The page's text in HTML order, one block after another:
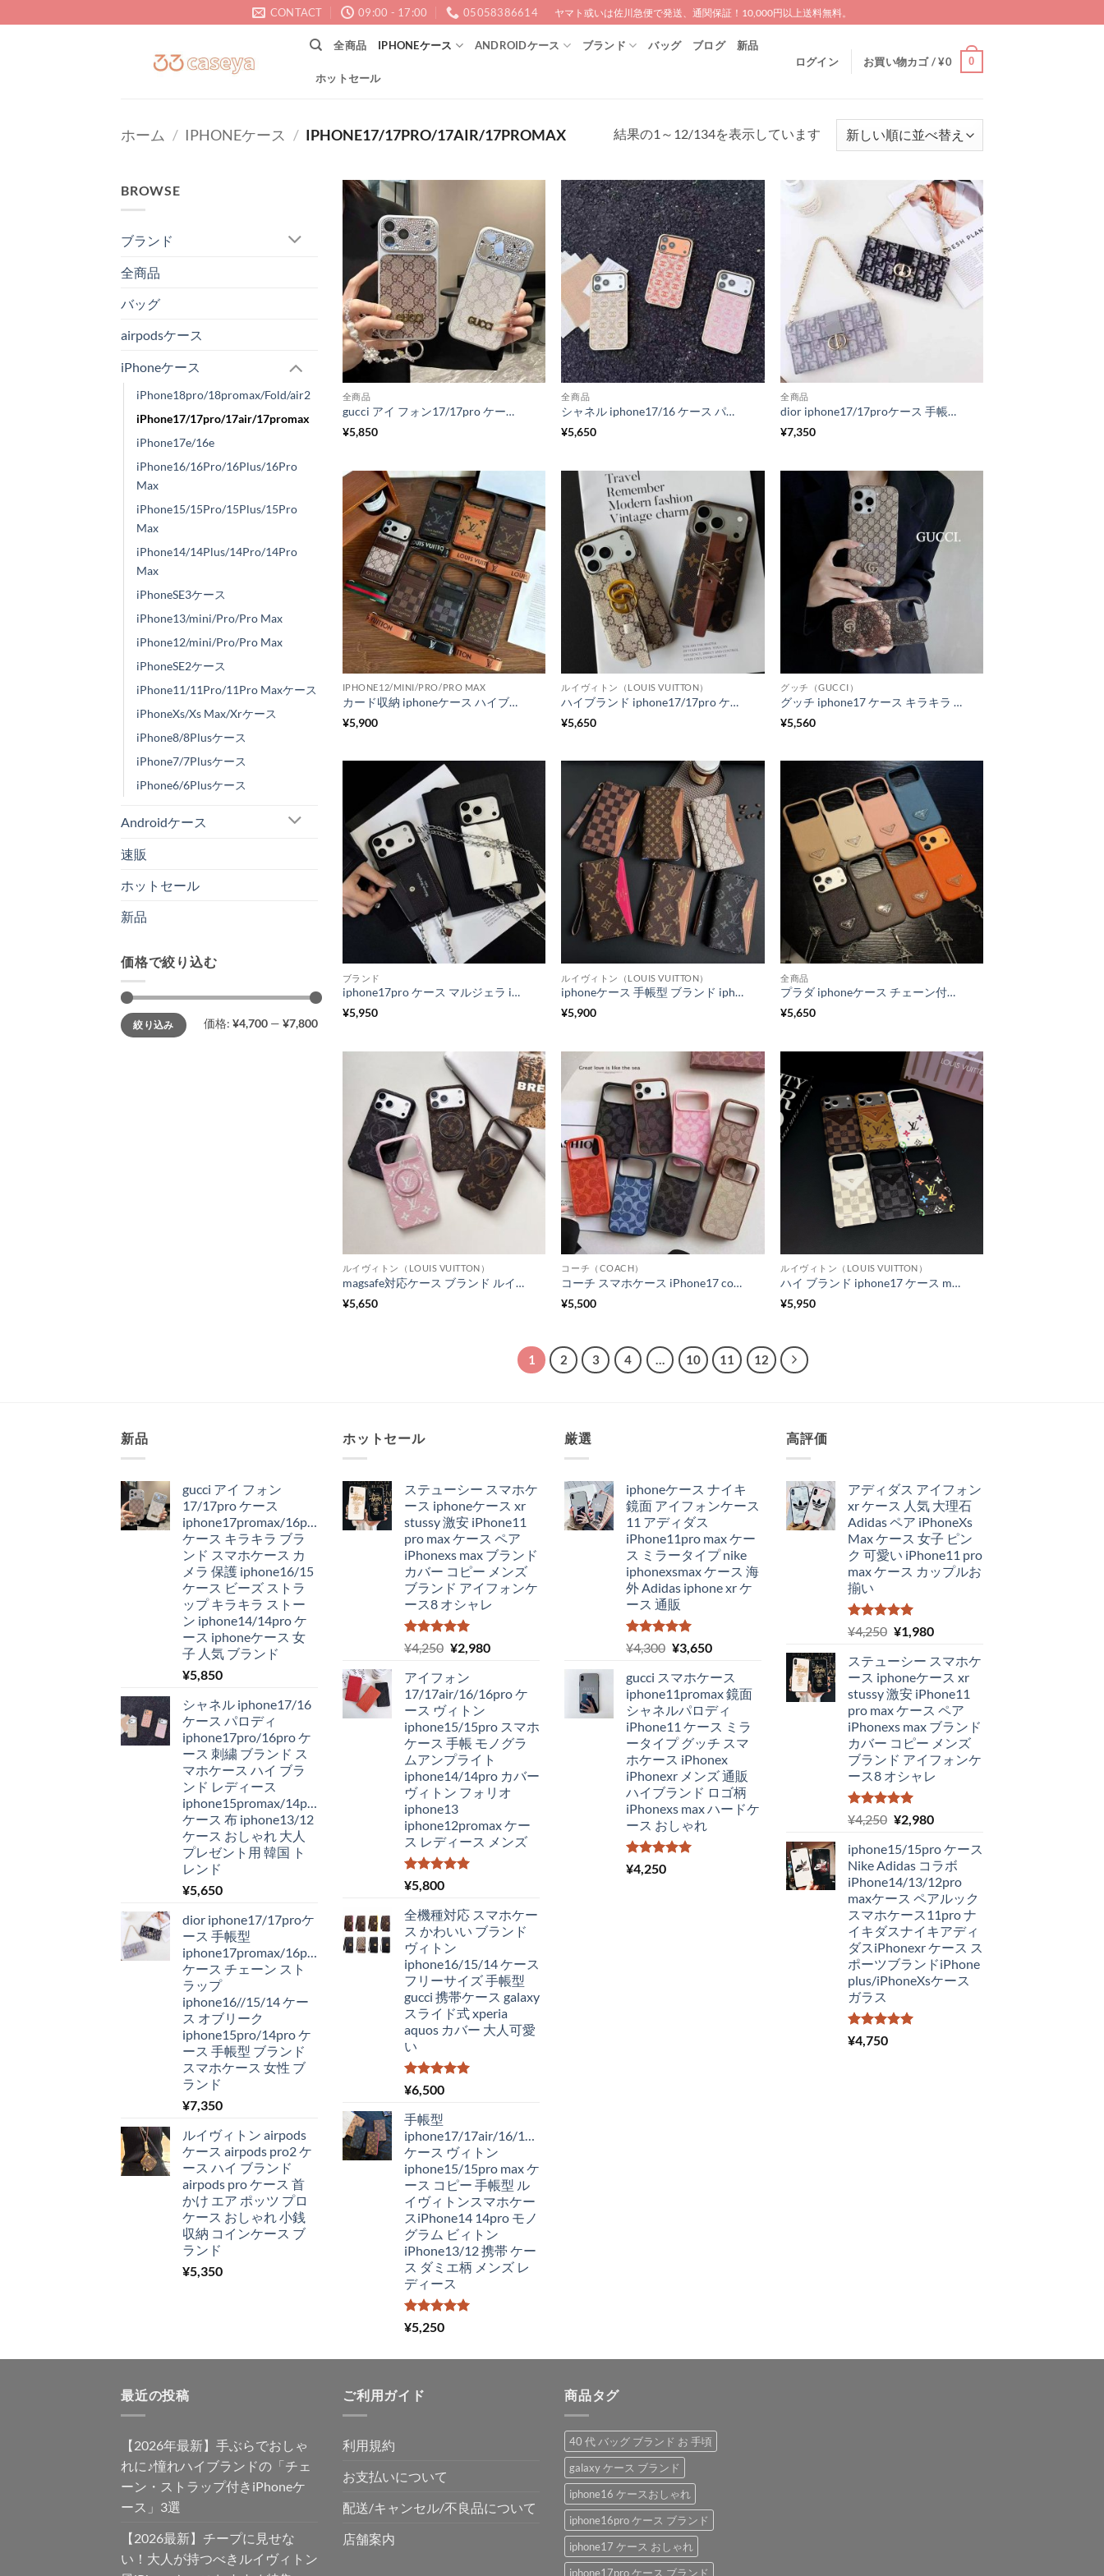
to
CONTACT 09:00 - 17:00 05058386614 ヤマト或いは佐川急便で発送、通関保証！10,000円以上送料無料。
全商品 IPHONEケース ANDROIDケース ブランド バッグ ブログ 新品
ホットセール
ログイン お買い物カゴ /¥0 0
ホーム / IPHONEケース / IPHONE17/17PRO/17AIR/17PROMAX 結果の1～12/134を表示しています新
BROWSE
ブランド
全商品
バッグ
airpodsケース
iPhoneケース
iPhone18pro/18promax/Fold/air2
iPhone17/17pro/17air/17promax
iPhone17e/16e
iPhone16/16Pro/16Plus/16Pro
Max
iPhone15/15Pro/15Plus/15Pro
Max
iPhone14/14Plus/14Pro/14Pro
Max
iPhoneSE3ケース
iPhone13/mini/Pro/Pro Max
iPhone12/mini/Pro/Pro Max
iPhoneSE2ケース
iPhone11/11Pro/11Pro Maxケース
iPhoneXs/Xs Max/Xrケース
iPhone8/8Plusケース
iPhone7/7Plusケース
iPhone6/6Plusケース
Androidケース
速販
ホットセール
新品
価格で絞り込む
最
低
価
最
高
価
絞り込み 価格: ¥4,700 — ¥7,800
全商品
gucci アイ フォン17/17pro ケース iphone17promax/16proケース キラキラ ブランド スマホケース カメラ 保護 iphone16/15 ケース ビーズ ストラップ キラキラ ストーン iphone14/14pro ケース iphoneケース 女子 人気 ブランド
¥5,850
全商品
シャネル iphone17/16 ケース パロディ iphone17pro/16pro ケース 刺繍 ブランド スマホケース ハイ ブランド レディース iphone15promax/14pro ケース 布 iphone13/12 ケース おしゃれ 大人 プレゼント用 韓国 トレンド
¥5,650
全商品
dior iphone17/17proケース 手帳型 iphone17promax/16pro ケース チェーン ストラップ iphone16//15/14 ケース オブリーク iphone15pro/14pro ケース 手帳型 ブランド スマホケース 女性 ブランド
¥7,350
IPHONE12/MINI/PRO/PRO MAX
カード収納 iphoneケース ハイブランド iphone17pro/17promaxケース ルイヴィトン iphone16/16proケース ミラー付き gucci パロディ iphone15/14 ケース スマホショルダー ハイブランド 人気
¥5,900
ルイヴィトン（LOUIS VUITTON）
ハイブランド iphone17/17pro ケース ベルト付き ルイヴィトン iphone17promaxケース 大人 おしゃれ iphone16/16pro ケース gucciパロディ iphone15/14 スマホケース スタンド機能
¥5,650
グッチ（GUCCI）
グッチ iphone17 ケース キラキラ iphone17pro/17promaxケース 半透明 gucciコピー iphone16/16pro ケース 女子 人気 iphone15pro/14pro ケース インスタ映え おしゃれ
¥5,560
ブランド
iphone17pro ケース マルジェラ iphone17/17promaxケース チェーン付き iphone16/16pro ケース カード 入れ 付き スマホショルダーケース Maison Margiela iphone15pro/14 ケース ブランド 流行り
¥5,950
ルイヴィトン（LOUIS VUITTON）
iphoneケース 手帳型 ブランド iphone17/17pro 手帳 型 携帯 ケース ルイヴィトン iphone16pro/16promax ケース かっこいい 手帳 型 スマホケース gucci風 iphone15pro/14 ケース お揃い おしゃれ
¥5,900
全商品
プラダ iphoneケース チェーン付き iphone17pro/17promaxケース ブランド おしゃれ iphone16/16proケース 流行り prada スマホケース iphone15/14 人気 女子 携帯ケース ハイブランド
¥5,650
ルイヴィトン（LOUIS VUITTON）
magsafe対応ケース ブランド ルイヴィトン iphone17pro/17promaxケース おしゃれ 大人 ヴィトン iphone16/16pro スマホ ケース マグセーフケース iphone15/14 ケース お揃い ハイブランド
¥5,650
コーチ（COACH）
コーチ スマホケース iPhone17 coach iphone17pro/17promaxケース シンプル おしゃれ iphone16/16pro ケース ペア 大人 ブランド iphone15pro/14proケース 頑丈
¥5,500
ルイヴィトン（LOUIS VUITTON）
ハイ ブランド iphone17 ケース magsafe ルイ ヴィトン マグネット カード ケース iphone17pro/16proケース おしゃれ メンズ galaxy s25/s24 ケース ブランド カード 入れ 付き スマホケース
¥5,950
1 2 3 4 … 10 11 12
新品
gucci アイ フォン
17/17pro ケース
iphone17promax/16pro
ケース キラキラ ブラ
ンド スマホケース カ
メラ 保護 iphone16/15
ケース ビーズ ストラ
ップ キラキラ ストー
ン iphone14/14pro ケ
ース iphoneケース 女
子 人気 ブランド
¥5,850
シャネル iphone17/16
ケース パロディ
iphone17pro/16pro ケ
ース 刺繍 ブランド ス
マホケース ハイ ブラ
ンド レディース
iphone15promax/14pro
ケース 布 iphone13/12
ケース おしゃれ 大人
プレゼント用 韓国 ト
レンド
¥5,650
dior iphone17/17proケ
ース 手帳型
iphone17promax/16pro
ケース チェーン スト
ラップ
iphone16//15/14 ケー
ス オブリーク
iphone15pro/14pro ケ
ース 手帳型 ブランド
スマホケース 女性 ブ
ランド
¥7,350
ルイヴィトン airpods
ケース airpods pro2 ケ
ース ハイ ブランド
airpods pro ケース 首
かけ エア ポッツ プロ
ケース おしゃれ 小銭
収納 コインケース ブ
ランド
¥5,350
ホットセール
ステューシー スマホケ
ース iphoneケース xr
stussy 激安 iPhone11
pro max ケース ペア
iPhonexs max ブランド
カバー コピー メンズ
ブランド アイフォンケ
ース8 オシャレ
5段階中
5.00
の評価
¥4,250 元
価
格
は
¥4,250
で
し
た。
¥2,980現
価
は
¥2,980
で
す。
アイフォン
17/17air/16/16pro ケ
ース ヴィトン
iphone15/15pro スマホ
ケース 手帳 モノグラ
ムアンプライト
iphone14/14pro カバー
ヴィトン フォリオ
iphone13
iphone12promax ケー
ス レディース メンズ
5段階中
5.00
¥5,800
全機種対応 スマホケー
ス かわいい ブランド
ヴィトン
iphone16/15/14 ケース
フリーサイズ 手帳型
gucci 携帯ケース galaxy
スライド式 xperia
aquos カバー 大人可愛
い
5段階中
5.00
¥6,500
手帳型
iphone17/17air/16/16pro
ケース ヴィトン
iphone15/15pro max ケ
ース コピー 手帳型 ル
イヴィトンスマホケー
スiPhone14 14pro モノ
グラム ビィトン
iPhone13/12 携帯 ケー
ス ダミエ柄 メンズ レ
ディース
5段階中
5.00
¥5,250
厳選
iphoneケース ナイキ
鏡面 アイフォンケース
11 アディダス
iPhone11pro max ケー
ス ミラータイプ nike
iphonexsmax ケース 海
外 Adidas iphone xr ケ
ース 通販
5段階中
5.00
の評価
¥4,300 元
価
格
は
¥4,300
で
し
た。
¥3,650現
の
価
格
は
¥3,650
で
す。
gucci スマホケース
iphone11promax 鏡面
シャネルパロディ
iPhone11 ケース ミラ
ータイプ グッチ スマ
ホケース iPhonex
iPhonexr メンズ 通販
ハイブランド ロゴ柄
iPhonexs max ハードケ
ース おしゃれ
5段階中
5.00
¥4,250
高評価
アディダス アイフォン
xr ケース 人気 大理石
Adidas ペア iPhoneXs
Max ケース 女子 ピン
ク 可愛い iPhone11 pro
max ケース カップルお
揃い
5段階中
5.00
の評価
¥4,250 元
価
格
は
¥4,250
で
し
た。
¥1,980現
の
価
格
は
¥1,980
で
す。
ステューシー スマホケ
ース iphoneケース xr
stussy 激安 iPhone11
pro max ケース ペア
iPhonexs max ブランド
カバー コピー メンズ
ブランド アイフォンケ
ース8 オシャレ
5段階中
5.00
の評価
¥4,250 元
価
格
は
¥4,250
で
し
た。
¥2,980現
の
価
格
は
¥2,980
で
す。
iphone15/15pro ケース
Nike Adidas コラボ
iPhone14/13/12pro
maxケース ペアルック
スマホケース11pro ナ
イキダスナイキアディ
ダスiPhonexr ケース ス
ポーツブランドiPhone
plus/iPhoneXsケース
ガラス
5段階中
5.00
¥4,750
最近の投稿
【2026年最新】手ぶらでおしゃ
れに♪憧れハイブランドの「チェ
ーン・ストラップ付きiPhoneケ
ース」3選
【2026最新】チープに見せな
い！大人が持つべきルイヴィトン
ご利用ガイド
利用規約
お支払いについて
配送/キャンセル/不良品について
店舗案内
商品タグ
40 代 バッグ ブランド お 手頃
galaxy ケース ブランド
iphone16 ケースおしゃれ
iphone16pro ケース ブランド
iphone17 ケース おしゃれ
iphone17pro ケース ブランド